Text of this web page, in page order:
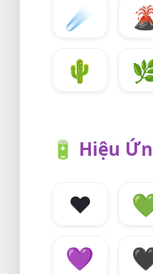
☄️
🌵
🔋 Hiệu
❤️
💜